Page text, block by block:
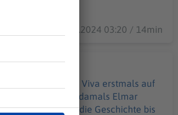
26.12.2024 03:20 / 14min
1993 ging Viva erstmals auf
war damals Elmar
History" über die Geschichte bis